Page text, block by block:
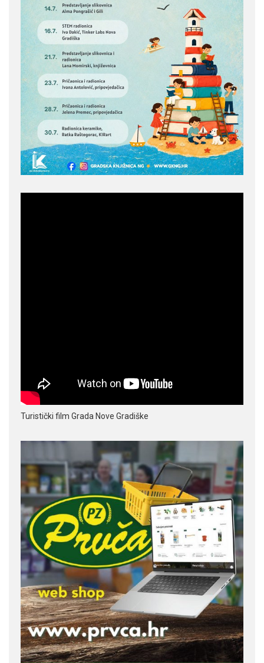
Turistički film Grada Nove Gradiške